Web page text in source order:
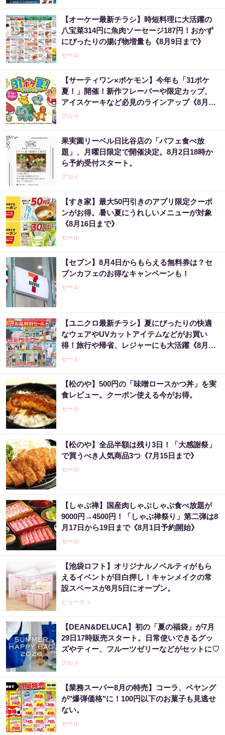
【オーケー最新チラシ】時短料理に大活躍の
八宝菜314円に魚肉ソーセージ187円！おかず
にぴったりの揚げ物増量も《8月9日まで》
セール
【サーティワン×ポケモン】今年も「31ポケ
夏！」開催！新作フレーバーや限定カップ、
アイスケーキなど必見のラインアップ《8月1
日スタート》
グルメ
果実園リーベル日比谷店の「パフェ食べ放
題」、月曜日限定で開催決定。8月2日18時か
ら予約受付スタート。
グルメ
【すき家】最大50円引きのアプリ限定クーポ
ンがお得。暑い夏にうれしいメニューが対象
《8月16日まで》
セール
【セブン】8月4日からもらえる無料券は？セ
ブンカフェのお得なキャンペーンも！
セール
【ユニクロ最新チラシ】夏にぴったりの快適
なウェアやUVカットアイテムなどがお買い
得！旅行や帰省、レジャーにも大活躍《8月13
日まで》
セール
【松のや】500円の「味噌ロースかつ丼」を実
食レビュー。クーポン使える今がお得。
セール
【松のや】全品半額は残り3日！「大感謝祭」
で買うべき人気商品3つ《7月15日まで》
セール
【しゃぶ禅】国産肉しゃぶしゃぶ食べ放題が
9000円→4500円！「しゃぶ禅祭り」第二弾は8
月17日から19日まで《8月1日予約開始》
セール
【池袋ロフト】オリジナルノベルティがもら
えるイベントが目白押し！キャンメイクの常
設スペースが8月5日にオープン。
ビューティ
【DEAN&DELUCA】初の「夏の福袋」が7月
29日17時販売スタート。日常使いできるグッ
ズやティー、フルーツゼリーなどがセットに♡
グルメ
【業務スーパー8月の特売】コーラ、ペヤング
が"爆弾価格"に！100円以下のお菓子も見逃せ
ない。
セール